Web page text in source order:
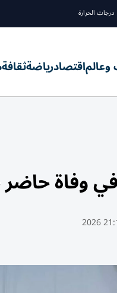
درجات الحرارة
اقتصادرياضةثقافة
وفاة